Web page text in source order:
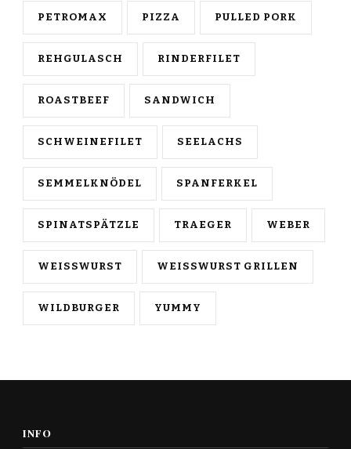
PETROMAX PIZZA PULLED PORK
REHGULASCH RINDERFILET
ROASTBEEF SANDWICH
SCHWEINEFILET SEELACHS
SEMMELKNÖDEL SPANFERKEL
SPINATSPÄTZLE TRAEGER WEBER
WEISSWURST WEISSWURST GRILLEN
WILDBURGER YUMMY
INFO